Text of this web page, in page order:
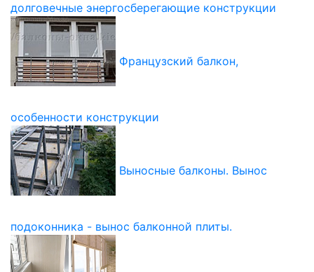
долговечные энергосберегающие конструкции
Французский балкон,
особенности конструкции
Выносные балконы. Вынос
подоконника - вынос балконной плиты.